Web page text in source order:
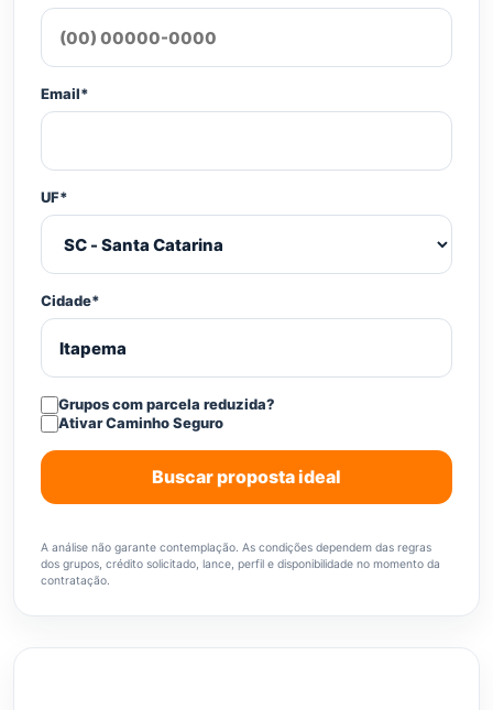
Email*
UF*
Cidade*
Grupos com parcela reduzida?
Ativar Caminho Seguro
Buscar proposta ideal
A análise não garante contemplação. As condições dependem das regras
dos grupos, crédito solicitado, lance, perfil e disponibilidade no momento da
contratação.